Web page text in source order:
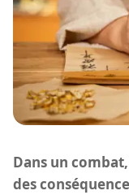
Dans un
des